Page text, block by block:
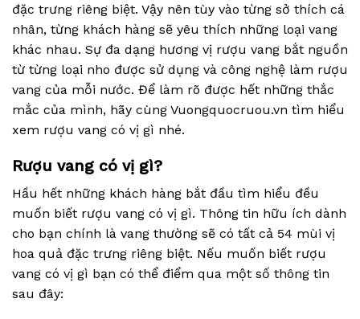
đặc trưng riêng biệt. Vậy nên tùy vào từng sở thích cá
nhân, từng khách hàng sẽ yêu thích những loại vang
khác nhau. Sự đa dạng hương vị rượu vang bắt nguồn
từ từng loại nho được sử dụng và công nghệ làm rượu
vang của mỗi nước. Để làm rõ được hết những thắc
mắc của mình, hãy cùng Vuongquocruou.vn tìm hiểu
xem rượu vang có vị gì nhé.
Rượu vang có vị gì?
Hầu hết những khách hàng bắt đầu tìm hiểu đều
muốn biết rượu vang có vị gì. Thông tin hữu ích dành
cho bạn chính là vang thường sẽ có tất cả 54 mùi vị
hoa quả đặc trưng riêng biệt. Nếu muốn biết rượu
vang có vị gì bạn có thể điểm qua một số thông tin
sau đây: